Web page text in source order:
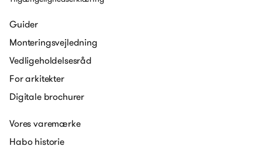
Guider
Monteringsvejledning
Vedligeholdelsesråd
For arkitekter
Digitale brochurer
Vores varemærke
Habo historie